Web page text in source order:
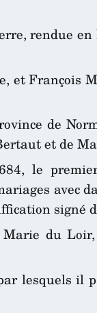
rendue
François
de
et de
le
avec
signé
du
lesquels il